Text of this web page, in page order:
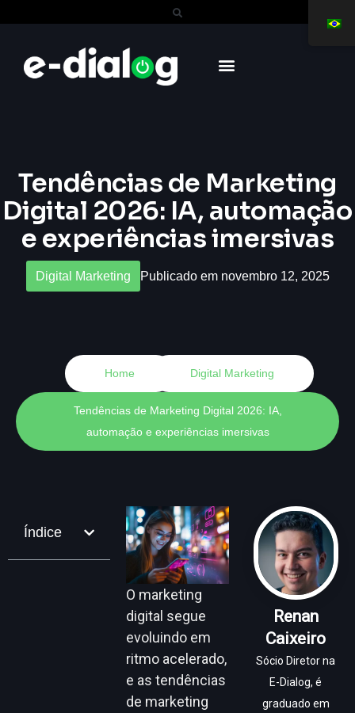
Tendências de Marketing
Digital 2026: IA, automação
e experiências imersivas
Digital Marketing Publicado em novembro 12, 2025
Home Digital Marketing
Tendências de Marketing Digital 2026: IA,
automação e experiências imersivas
Índice
O marketing
digital segue
evoluindo em
ritmo acelerado,
e as tendências
de marketing
Renan
Caixeiro
Sócio Diretor na
E-Dialog, é
graduado em